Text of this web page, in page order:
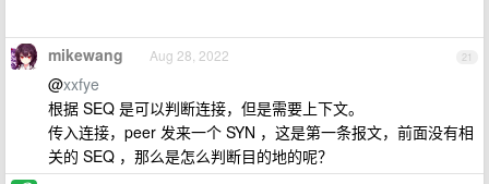
21
mikewang Aug 28, 2022
@xxfye
根据 SEQ 是可以判断连接，但是需要上下文。
传入连接，peer 发来一个 SYN ，这是第一条报文，前面没有相
关的 SEQ ，那么是怎么判断目的地的呢？